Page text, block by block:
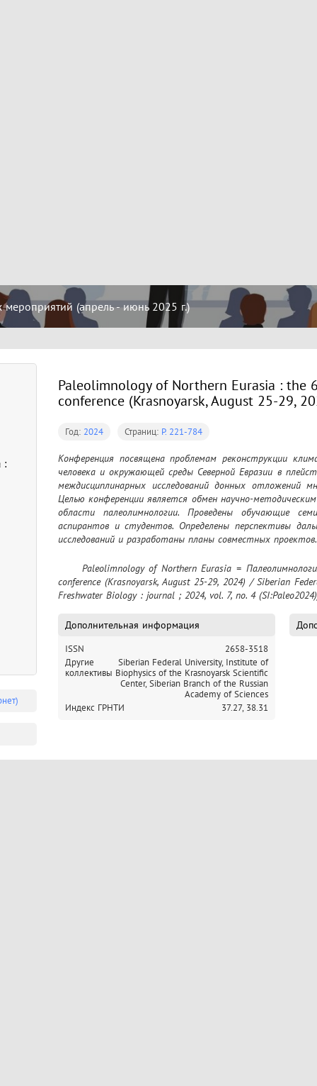
(апрель - июнь 2025 г.)
:
Paleolimnology of Northern Eurasia : the
conference (Krasnoyarsk, August 25-29,
Год: 2024 Страниц: P. 221-784
Конференция посвящена проблемам реконструкции
человека и окружающей среды Северной Евразии в
междисциплинарных исследований донных отложений
Целью конференции является обмен научно-
области палеолимнологии. Проведены обучающие
аспирантов и студентов. Определены перспективы
исследований и разработаны планы совместных проектов.
conference (Krasnoyarsk, August 25-29, 2024) / Siberian
Freshwater Biology : journal ; 2024, vol. 7, no. 4
Дополнительная информация
ISSN
2658-3518
Другие
коллективы
Siberian Federal University, Institute of
Biophysics of the Krasnoyarsk Scientific
Center, Siberian Branch of the Russian
Academy of Sciences
Индекс ГРНТИ
37.27, 38.31